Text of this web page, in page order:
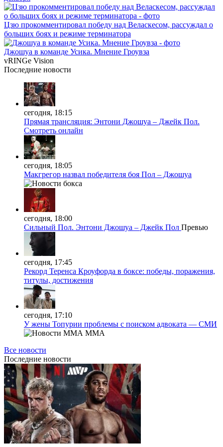
Цзю прокомментировал победу над Веласкесом, рассуждал о
больших боях и режиме терминатора
Джошуа в команде Усика. Мнение Гроувза
vRINGe Vision
Последние новости
сегодня, 18:15
Прямая трансляция: Энтони Джошуа – Джейк Пол.
Смотреть онлайн
сегодня, 18:05
Макгрегор назвал победителя боя Пол – Джошуа
сегодня, 18:00
Сильный Пол. Энтони Джошуа – Джейк Пол Превью
сегодня, 17:45
Рекорд Теренса Кроуфорда в боксе: победы, поражения,
титулы, достижения
сегодня, 17:10
У жены Топурии проблемы с поиском адвоката — СМИ
MMA
Все новости
Последние новости